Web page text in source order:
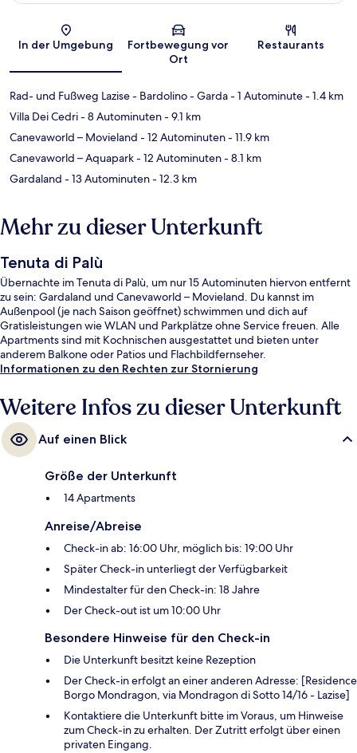
Karte
In der Umgebung
Fortbewegung vor
Ort
Restaurants
Rad- und Fußweg Lazise - Bardolino - Garda- 1 Autominute- 1.4 km
Villa Dei Cedri- 8 Autominuten- 9.1 km
Canevaworld – Movieland - 12 Autominuten- 11.9 km
Canevaworld – Aquapark- 12 Autominuten- 8.1 km
Gardaland - 13 Autominuten- 12.3 km
Mehr zu dieser Unterkunft
Tenuta di Palù
Übernachte im Tenuta di Palù, um nur 15 Autominuten hiervon entfernt
zu sein: Gardaland und Canevaworld – Movieland. Du kannst im
Außenpool (je nach Saison geöffnet) schwimmen und dich auf
Gratisleistungen wie WLAN und Parkplätze ohne Service freuen. Alle
Apartments sind mit Kochnischen ausgestattet und bieten unter
anderem Balkone oder Patios und Flachbildfernseher.
Informationen zu den Rechten zur Stornierung
Weitere Infos zu dieser Unterkunft
Auf einen Blick
Größe der Unterkunft
14 Apartments
Anreise/Abreise
Check-in ab: 16:00 Uhr, möglich bis: 19:00 Uhr
Später Check-in unterliegt der Verfügbarkeit
Mindestalter für den Check-in: 18 Jahre
Der Check-out ist um 10:00 Uhr
Besondere Hinweise für den Check-in
Die Unterkunft besitzt keine Rezeption
Der Check-in erfolgt an einer anderen Adresse: [Residence
Borgo Mondragon, via Mondragon di Sotto 14/16 - Lazise]
Kontaktiere die Unterkunft bitte im Voraus, um Hinweise
zum Check-in zu erhalten. Der Zutritt erfolgt über einen
privaten Eingang.